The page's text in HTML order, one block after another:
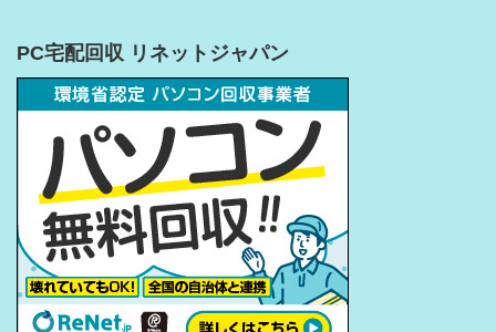
PC宅配回収 リネットジャパン